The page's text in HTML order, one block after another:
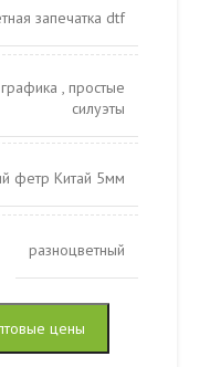
запечатка dtf
, простые
силуэты
фетр Китай 5мм
разноцветный
цены